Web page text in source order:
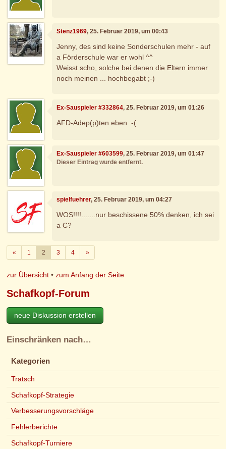
Stenz1969, 25. Februar 2019, um 00:43
Jenny, des sind keine Sonderschulen mehr - auf
a Förderschule war er wohl ^^
Weisst scho, solche bei denen die Eltern immer
noch meinen ... hochbegabt ;-)
Ex-Sauspieler #332864, 25. Februar 2019, um 01:26
AFD-Adep(p)ten eben :-(
Ex-Sauspieler #603599, 25. Februar 2019, um 01:47
Dieser Eintrag wurde entfernt.
spielfuehrer, 25. Februar 2019, um 04:27
WOS!!!!.......nur beschissene 50% denken, ich sei
a C?
«Zurück
1 2 3 4 »Weiter
zur Übersicht •zum Anfang der Seite
Schafkopf-Forum
neue Diskussion erstellen
Einschränken nach…
Kategorien
Tratsch
Schafkopf-Strategie
Verbesserungsvorschläge
Fehlerberichte
Schafkopf-Turniere